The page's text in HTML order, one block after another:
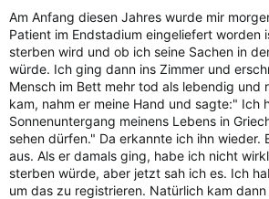
Am Anfang diesen Jahres wurde mir
Patient im Endstadium eingeliefert worden
sterben wird und ob ich seine Sachen in
würde. Ich ging dann ins Zimmer und
Mensch im Bett mehr tod als lebendig und
kam, nahm er meine Hand und sagte:" Ich
Sonnenuntergang meinens Lebens in
sehen dürfen." Da erkannte ich ihn wieder.
aus. Als er damals ging, habe ich nicht
sterben würde, aber jetzt sah ich es. Ich
um das zu registrieren. Natürlich kam